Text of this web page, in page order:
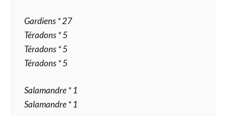
Gardiens * 27
Téradons * 5
Téradons * 5
Téradons * 5
Salamandre * 1
Salamandre * 1